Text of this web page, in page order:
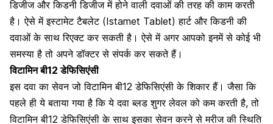
डिजीज और किडनी डिजीज में होने वाली दवाओं की तरह की काम करती
है। ऐसे में इस्टामेट टैबलेट (Istamet Tablet) हार्ट और किडनी की
दवाओं के साथ रिएक्ट कर सकती है। ऐसे में अगर आपको इनमें से कोई भी
समस्या है तो अपने डॉक्टर से संपर्क कर सकते हैं।
विटामिन बी12 डेफिसिएंसी
इस दवा का सेवन जो विटामिन बी12 डेफिसिएंसी के शिकार हैं। जैसा कि
पहले ही ये बताया गया है कि ये दवा ब्लड शुगर लेवल को कम करती है, तो
विटामिन बी12 डेफिसिएंसीके साथ इसका सेवन करने से मरीज की स्थिति